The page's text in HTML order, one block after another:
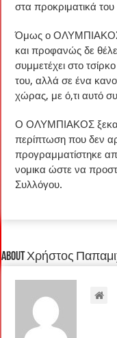
στα προκριματικά
Όμως ο ΟΛΥΜΠΙΑΚΟΣ
και προφανώς δε
συμμετέχει στο
του, αλλά σε ένα
χώρας, με ό,τι αυτό
Ο ΟΛΥΜΠΙΑΚΟΣ
περίπτωση που δεν
προγραμματίστηκε
νομικα ώστε να
Συλλόγου.
About Χρήστος